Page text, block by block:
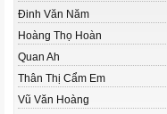
Đinh Văn Năm
Hoàng Thọ Hoàn
Quan Ah
Thân Thị Cẩm Em
Vũ Văn Hoàng